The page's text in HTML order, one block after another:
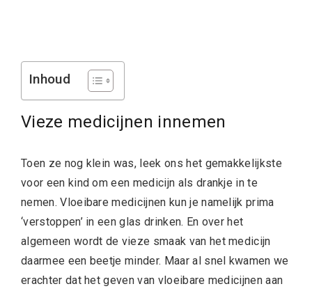
Inhoud
Vieze medicijnen innemen
Toen ze nog klein was, leek ons het gemakkelijkste
voor een kind om een medicijn als drankje in te
nemen. Vloeibare medicijnen kun je namelijk prima
‘verstoppen’ in een glas drinken. En over het
algemeen wordt de vieze smaak van het medicijn
daarmee een beetje minder. Maar al snel kwamen we
erachter dat het geven van vloeibare medicijnen aan